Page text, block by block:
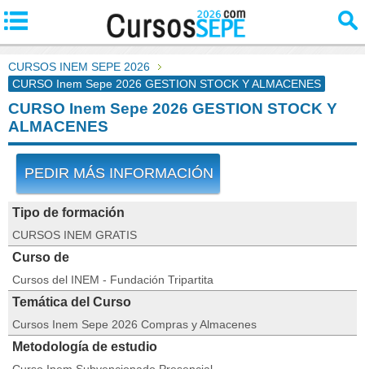
CURSOS INEM SEPE 2026
CURSO Inem Sepe 2026 GESTION STOCK Y ALMACENES
CURSO Inem Sepe 2026 GESTION STOCK Y
ALMACENES
PEDIR MÁS INFORMACIÓN
Tipo de formación
CURSOS INEM GRATIS
Curso de
Cursos del INEM - Fundación Tripartita
Temática del Curso
Cursos Inem Sepe 2026 Compras y Almacenes
Metodología de estudio